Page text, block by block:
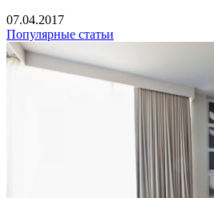
07.04.2017
Популярные статьи